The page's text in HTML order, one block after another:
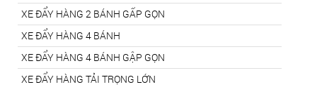
XE ĐẨY HÀNG 2 BÁNH GẤP GỌN
XE ĐẨY HÀNG 4 BÁNH
XE ĐẨY HÀNG 4 BÁNH GẬP GỌN
XE ĐẨY HÀNG TẢI TRỌNG LỚN